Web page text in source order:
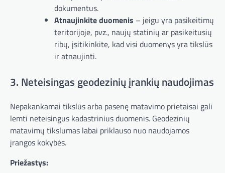
dokumentus.
Atnaujinkite duomenis – jeigu yra pasikeitimų
teritorijoje, pvz., naujų statinių ar pasikeitusių
ribų, įsitikinkite, kad visi duomenys yra tikslūs
ir atnaujinti.
3. Neteisingas geodezinių įrankių naudojimas
Nepakankamai tikslūs arba pasenę matavimo prietaisai gali
lemti neteisingus kadastrinius duomenis. Geodezinių
matavimų tikslumas labai priklauso nuo naudojamos
įrangos kokybės.
Priežastys: